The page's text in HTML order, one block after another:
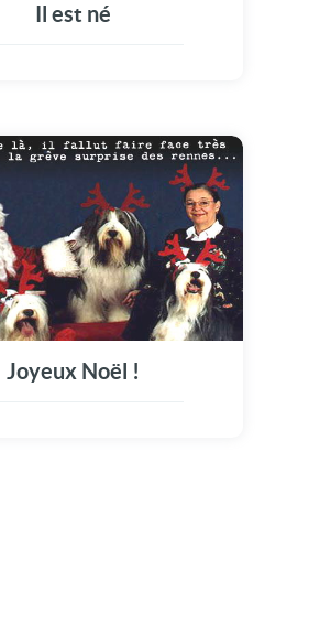
Il est né
Joyeux Noël !